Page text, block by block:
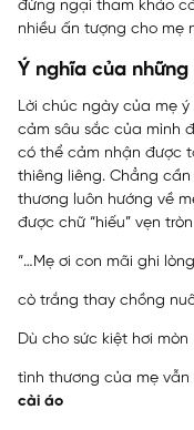
đừng ngại tham khảo
nhiều ấn tượng cho mẹ
Ý nghĩa của
Lời chúc ngày của mẹ
cảm sâu sắc của mình
có thể cảm nhận được
thiêng liêng. Chẳng
thương luôn hướng về
được chữ “hiếu” vẹn
“…Mẹ ơi con mãi ghi
cò trắng thay chồng
Dù cho sức kiệt hơi mòn
tình thương của mẹ vẫn
cài áo